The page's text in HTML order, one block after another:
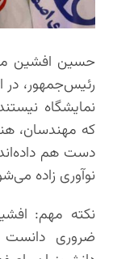
حسین افشین
رئیس‌جمهور، در
نمایشگاه
که مهندسان،
دست هم داده‌اند
نوآوری زاده
نکته مهم:
ضروری دانست